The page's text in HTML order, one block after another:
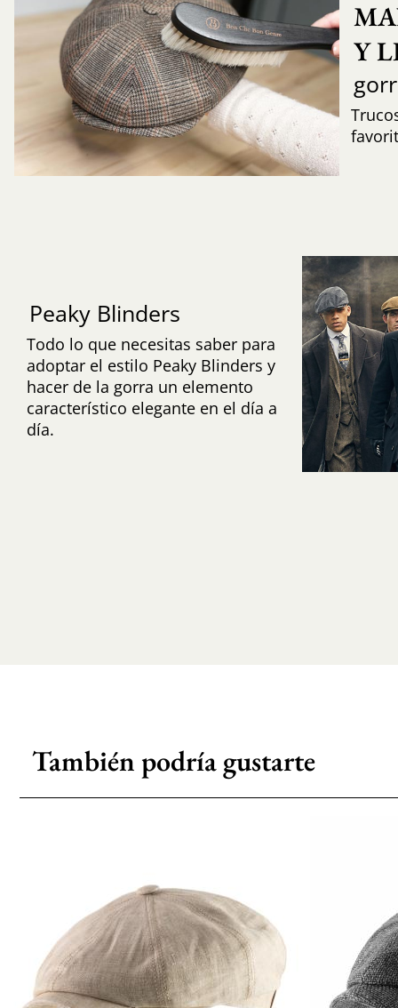
Y
Peaky Blinders
Todo lo que necesitas saber para
adoptar el estilo Peaky Blinders y
hacer de la gorra un elemento
característico elegante en el día a
día.
También podría gustarte